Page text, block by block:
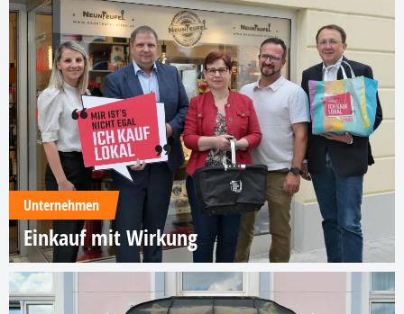
Unternehmen
Einkauf mit Wirkung